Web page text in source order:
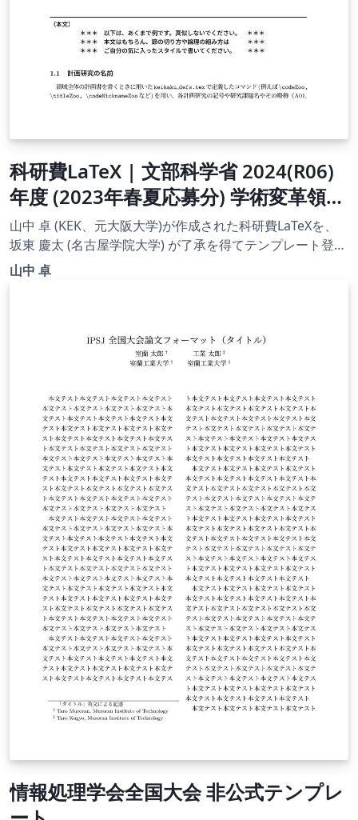
科研費LaTeX | 文部科学省 2024(R06)
年度 (2023年春夏応募分) 学術変革領域
研究 | 学術変革領域研究(B) (計画研究)
| 2023.04.21
山中 卓 (KEK、元大阪大学)が作成された科研費LaTeXを、
坂東 慶太 (名古屋学院大学) が了承を得てテンプレート登録
しています。 詳細はこちら↓をご確認ください。
山中 卓
情報処理学会全国大会 非公式テンプレ